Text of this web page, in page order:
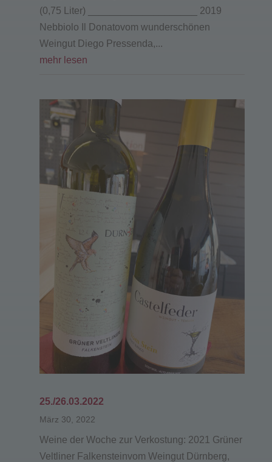
(0,75 Liter) ____________________ 2019
Nebbiolo Il Donatovom wunderschönen
Weingut Diego Pressenda,...
mehr lesen
25./26.03.2022
März 30, 2022
Weine der Woche zur Verkostung: 2021 Grüner
Veltliner Falkensteinvom Weingut Dürnberg,